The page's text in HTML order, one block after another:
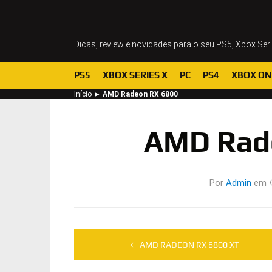
Dicas, review e novidades para o seu PS5, Xbox
PS5 XBOX SERIES X PC PS4 XBOX
Início ► AMD Radeon RX 6800
AMD
Por Admin em
Navegação
de
AMD RADEON RX 6800 XT